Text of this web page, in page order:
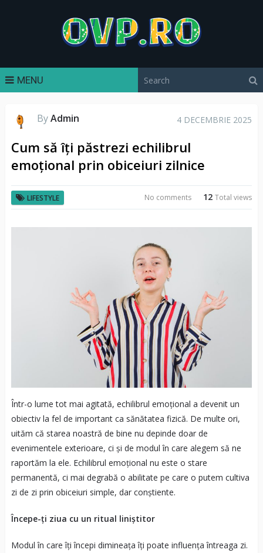
MENU
ByAdmin 4 DECEMBRIE 2025
Cum să îți păstrezi echilibrul
emoțional prin obiceiuri zilnice
LIFESTYLE 12Total views
No comments
Într-o lume tot mai agitată, echilibrul emoțional a devenit un
obiectiv la fel de important ca sănătatea fizică. De multe ori,
uităm că starea noastră de bine nu depinde doar de
evenimentele exterioare, ci și de modul în care alegem să ne
raportăm la ele. Echilibrul emoțional nu este o stare
permanentă, ci mai degrabă o abilitate pe care o putem cultiva
zi de zi prin obiceiuri simple, dar conștiente.
Începe-ți ziua cu un ritual liniștitor
Modul în care îți începi dimineața îți poate influența întreaga zi.